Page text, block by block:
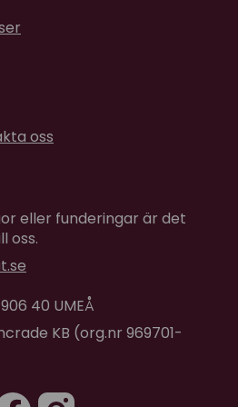
liter vatten
tyska
oss
eller funderingar är det
oss.
40 UMEÅ
KB (org.nr 969701-